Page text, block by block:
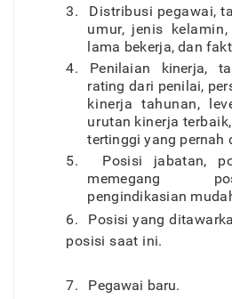
3. Distribusi pegawai,
umur, jenis kelamin,
lama bekerja, dan
4. Penilaian kinerja,
ratingdari penilai,
kinerja tahunan,
urutan kinerja terbaik,
tertinggi yang pernah
5. Posisi jabatan,
memegang
pengindikasian muda
6. Posisi yang
posisi saat ini.
7. Pegawai baru.